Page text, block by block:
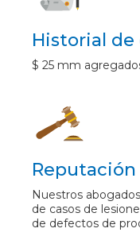
Historial de
$ 25 mm
Nuestros
de casos de
de defectos de